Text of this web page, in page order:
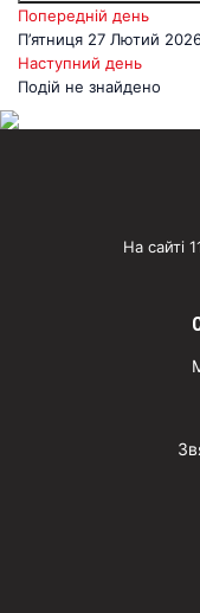
Попередній день
П’ятниця 27 Лютий
Наступний день
Подій не знайдено
На сайті